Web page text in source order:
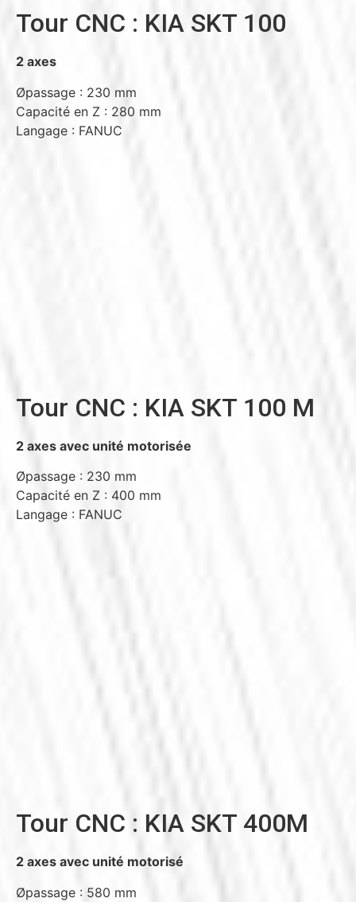
Tour CNC : KIA SKT 100
2 axes
Øpassage : 230 mm
Capacité en Z : 280 mm
Langage : FANUC
Tour CNC : KIA SKT 100 M
2 axes avec unité motorisée
Øpassage : 230 mm
Capacité en Z : 400 mm
Langage : FANUC
Tour CNC : KIA SKT 400M
2 axes avec unité motorisé
Øpassage : 580 mm